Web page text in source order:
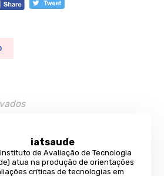
iatsaude
de Avaliação de Tecnologia
atua na produção de orientações
críticas de tecnologias em